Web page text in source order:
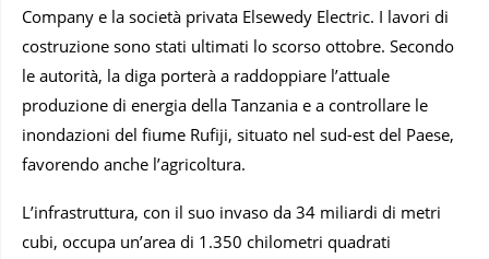
Company e la società privata Elsewedy Electric. I lavori di
costruzione sono stati ultimati lo scorso ottobre. Secondo
le autorità, la diga porterà a raddoppiare l’attuale
produzione di energia della Tanzania e a controllare le
inondazioni del fiume Rufiji, situato nel sud-est del Paese,
favorendo anche l’agricoltura.
L’infrastruttura, con il suo invaso da 34 miliardi di metri
cubi, occupa un’area di 1.350 chilometri quadrati